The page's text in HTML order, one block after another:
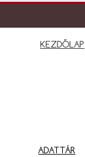
KEZDŐLAP
ADATTÁR